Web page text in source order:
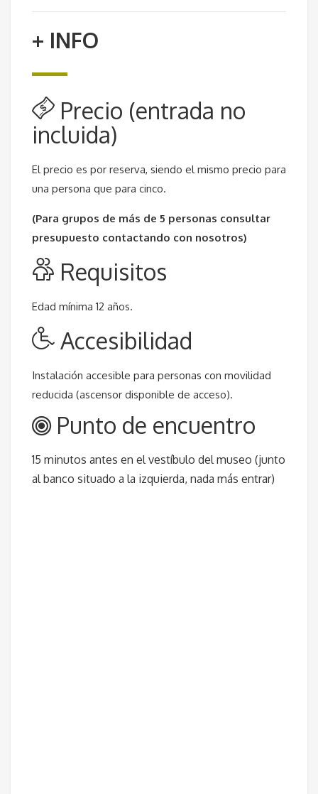
+ INFO
Precio (entrada no
incluida)
El precio es por reserva, siendo el mismo precio para
una persona que para cinco.
(Para grupos de más de 5 personas consultar
presupuesto contactando con nosotros)
Requisitos
Edad mínima 12 años.
Accesibilidad
Instalación accesible para personas con movilidad
reducida (ascensor disponible de acceso).
Punto de encuentro
15 minutos antes en el vestíbulo del museo (junto
al banco situado a la izquierda, nada más entrar)